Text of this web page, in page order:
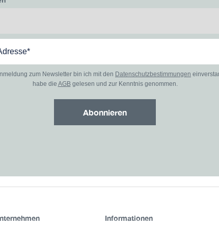
zum Newsletter bin ich mit den Datenschutzbestimmungen
habe die AGBgelesen und zur Kenntnis genommen.
Abonnieren
Informationen